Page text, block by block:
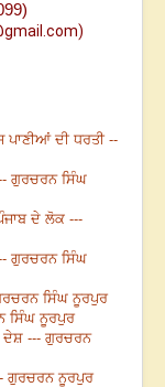
ਪਾਣੀਆਂ ਦੀ ਧਰਤੀ --
ਗੁਰਚਰਨ ਸਿੰਘ
ਦੇ ਲੋਕ ---
ਗੁਰਚਰਨ ਸਿੰਘ
ਸਿੰਘ ਨੂਰਪੁਰ
ਸਿੰਘ ਨੂਰਪੁਰ
ਦੇਸ਼ --- ਗੁਰਚਰਨ
ਗੁਰਚਰਨ ਨੂਰਪੁਰ